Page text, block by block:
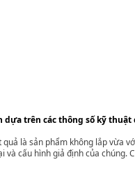
trên các thông số kỹ thuật
là sản phẩm không lắp
cấu hình giả định của